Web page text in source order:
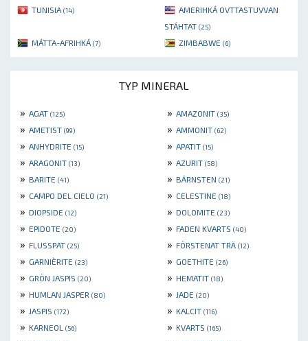
TUNISIA (14)
AMERIHKÁ OVTTASTUVVAN
STÁHTAT (25)
MÁTTA-AFRIHKÁ (7) ZIMBABWE (6)
TYP MINERAL
» AGAT (125) » AMAZONIT (35)
» AMETIST (99) » AMMONIT (62)
» ANHYDRITE (15) » APATIT (15)
» ARAGONIT (13) » AZURIT (58)
» BARITE (41) » BÄRNSTEN (21)
» CAMPO DEL CIELO (21) » CELESTINE (18)
» DIOPSIDE (12) » DOLOMITE (23)
» EPIDOTE (20) » FADEN KVARTS (40)
» FLUSSPAT (25) » FÖRSTENAT TRÄ (12)
» GARNIÈRITE (23) » GOETHITE (26)
» GRÖN JASPIS (20) » HEMATIT (18)
» HUMLAN JASPER (80) » JADE (20)
» JASPIS (172) » KALCIT (116)
» KARNEOL (56) » KVARTS (165)